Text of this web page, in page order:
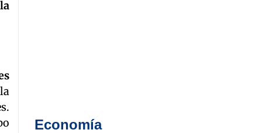
Economía